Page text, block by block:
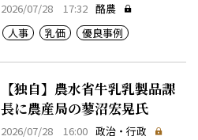
2026/07/28 17:32 酪農
人事
乳価 優良事例
【独自】農水省牛乳乳製品課
長に農産局の蓼沼宏晃氏
2026/07/28 16:00 政治・行政